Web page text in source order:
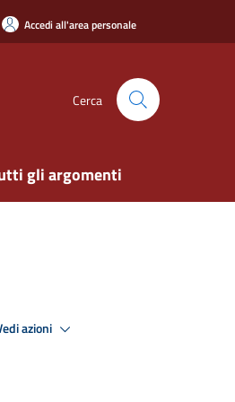
Accedi all'area personale
Cerca
gli argomenti
azioni